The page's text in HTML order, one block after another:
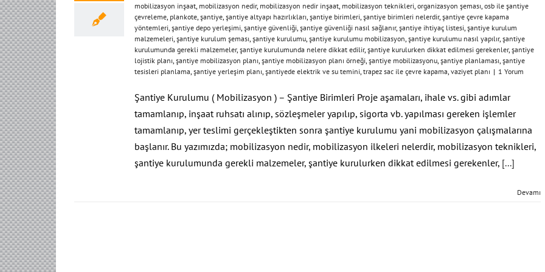
mobilizasyon inşaat, mobilizasyon nedir, mobilizasyon nedir inşaat, mobilizasyon teknikleri, organizasyon şeması, osb ile şantiye
çevreleme, plankote, şantiye, şantiye altyapı hazırlıkları, şantiye birimleri, şantiye birimleri nelerdir, şantiye çevre kapama
yöntemleri, şantiye depo yerleşimi, şantiye güvenliği, şantiye güvenliği nasıl sağlanır, şantiye ihtiyaç listesi, şantiye kurulum
malzemeleri, şantiye kurulum şeması, şantiye kurulumu, şantiye kurulumu mobilizasyon, şantiye kurulumu nasıl yapılır, şantiye
kurulumunda gerekli malzemeler, şantiye kurulumunda nelere dikkat edilir, şantiye kurulurken dikkat edilmesi gerekenler, şantiye
lojistik planı, şantiye mobilizasyon planı, şantiye mobilizasyon planı örneği, şantiye mobilizasyonu, şantiye planlaması, şantiye
tesisleri planlama, şantiye yerleşim planı, şantiyede elektrik ve su temini, trapez sac ile çevre kapama, vaziyet planı | 1 Yorum
Şantiye Kurulumu ( Mobilizasyon ) – Şantiye Birimleri Proje aşamaları, ihale vs. gibi adımlar
tamamlanıp, inşaat ruhsatı alınıp, sözleşmeler yapılıp, sigorta vb. yapılması gereken işlemler
tamamlanıp, yer teslimi gerçekleştikten sonra şantiye kurulumu yani mobilizasyon çalışmalarına
başlanır. Bu yazımızda; mobilizasyon nedir, mobilizasyon ilkeleri nelerdir, mobilizasyon teknikleri,
şantiye kurulumunda gerekli malzemeler, şantiye kurulurken dikkat edilmesi gerekenler, [...]
Devamı